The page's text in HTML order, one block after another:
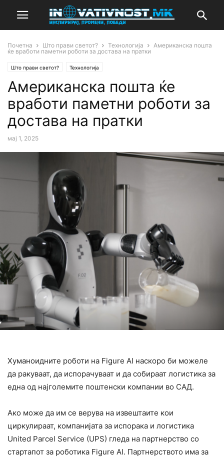
Почетна Што прави светот? Технологија
Американска пошта
ќе вработи паметни роботи за достава на пратки
Што прави светот? Технологија
Американска пошта ќе
вработи паметни роботи за
достава на пратки
мај 1, 2025
Хуманоидните роботи на Figure AI наскоро би можеле
да ракуваат, да испорачуваат и да собираат логистика за
една од најголемите поштенски компании во САД.
Ако може да им се верува на извештаите кои
циркулираат, компанијата за испорака и логистика
United Parcel Service (UPS) гледа на партнерство со
стартапот за роботика Figure AI. Партнерството има за